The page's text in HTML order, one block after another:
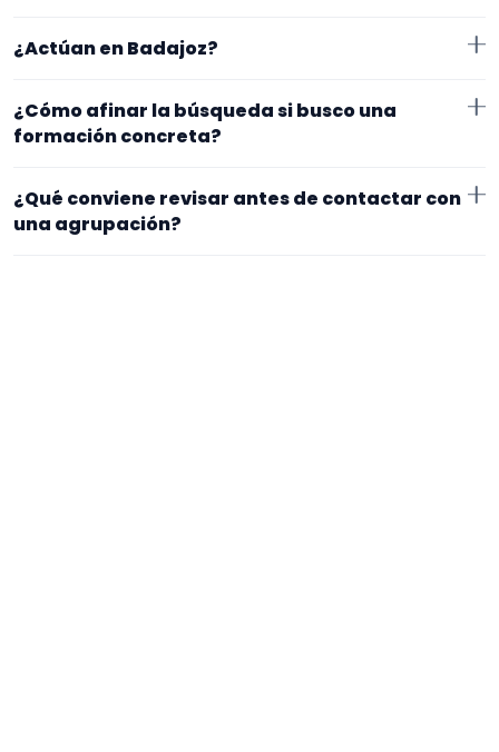
Aquí verás agrupaciones que trabajan para bautizos.
Conviene comparar repertorio, tamaño de la
¿Actúan en Badajoz?
trabajan en Badajoz. Algunos son de la zona y otros se
exacto, horarios y posibles gastos.
¿Cómo afinar la búsqueda si busco una
formación concreta?
Empieza por el tipo de evento y la zona. Si ya sabes el
formato que te encaja, usa el filtro de tipo de
agrupación para quedarte con opciones más
¿Qué conviene revisar antes de contactar con
una agrupación?